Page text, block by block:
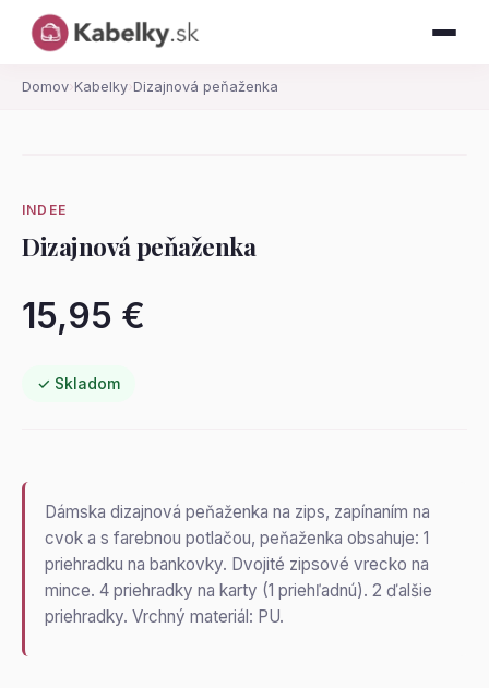
Domov› Kabelky› Dizajnová peňaženka
INDEE
Dizajnová peňaženka
15,95 €
✓ Skladom
Dámska dizajnová peňaženka na zips, zapínaním na
cvok a s farebnou potlačou, peňaženka obsahuje: 1
priehradku na bankovky. Dvojité zipsové vrecko na
mince. 4 priehradky na karty (1 priehľadnú). 2 ďalšie
priehradky. Vrchný materiál: PU.